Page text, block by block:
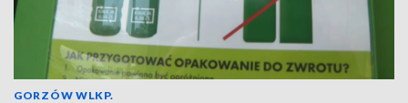
GORZÓW WLKP.